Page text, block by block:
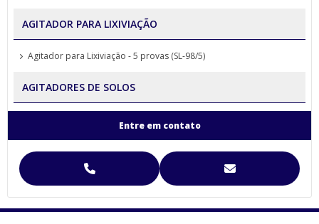
AGITADOR PARA LIXIVIAÇÃO
Agitador para Lixiviação - 5 provas (SL-98/5)
AGITADORES DE SOLOS
Agitador para Separação de Agregados de Solo Yoder
Entre em contato